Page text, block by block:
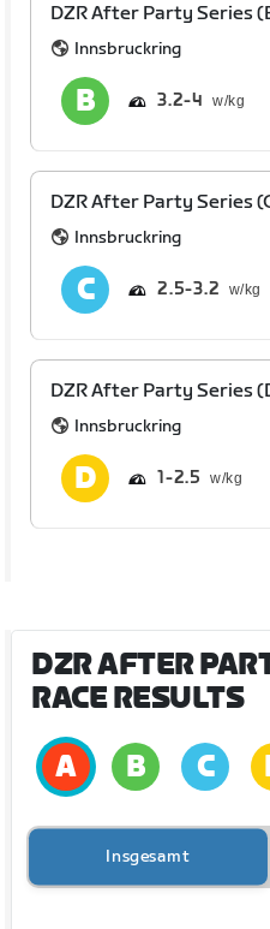
DZR After Party Series
Innsbruckring
3.2 4
DZR After Party Series
Innsbruckring
2.5 3.2
DZR After Party Series
Innsbruckring
1 2.5
DZR AFTER
RACE RESULTS
Insgesamt